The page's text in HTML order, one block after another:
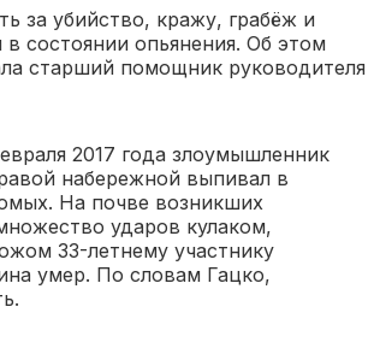
за убийство, кражу, грабёж и
состоянии опьянения. Об этом
старший помощник руководителя
2017 года злоумышленник
набережной выпивал в
На почве возникших
ударов кулаком,
33-летнему участнику
умер. По словам Гацко,